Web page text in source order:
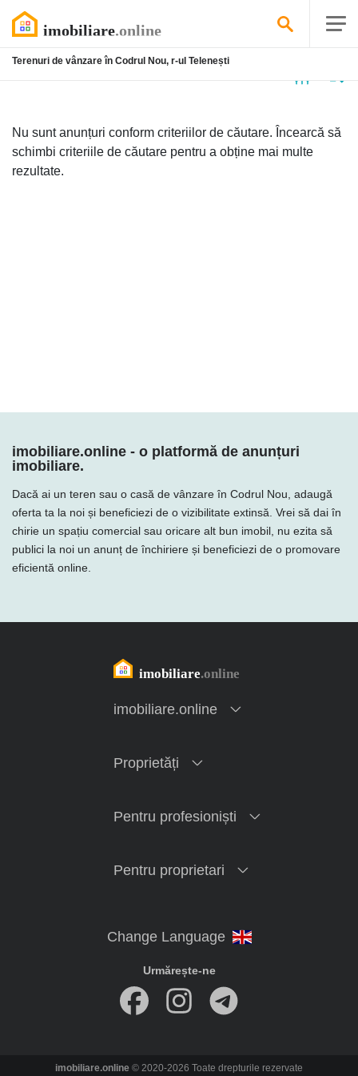
Terenuri de vânzare în Codrul Nou, r-ul Telenești
Nu sunt anunțuri conform criteriilor de căutare. Încearcă să
schimbi criteriile de căutare pentru a obține mai multe
rezultate.
imobiliare.online - o platformă de anunțuri
imobiliare.
Dacă ai un teren sau o casă de vânzare în Codrul Nou, adaugă
oferta ta la noi și beneficiezi de o vizibilitate extinsă. Vrei să dai în
chirie un spațiu comercial sau oricare alt bun imobil, nu ezita să
publici la noi un anunț de închiriere și beneficiezi de o promovare
eficientă online.
imobiliare.online
Proprietăți
Pentru profesioniști
Pentru proprietari
Urmărește-ne
imobiliare.online © 2020-2026 Toate drepturile rezervate